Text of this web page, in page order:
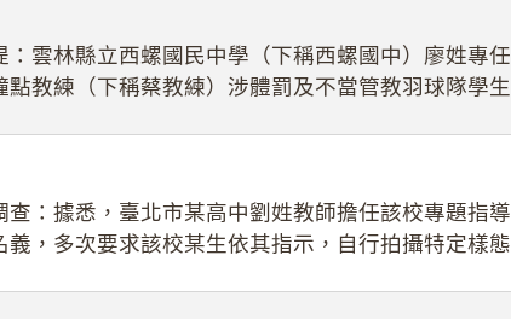
雲林縣立西螺國民中學（下稱西螺國中）廖姓專任
教練（下稱蔡教練）涉體罰及不當管教羽球隊學生
：據悉，臺北市某高中劉姓教師擔任該校專題指導
，多次要求該校某生依其指示，自行拍攝特定樣態